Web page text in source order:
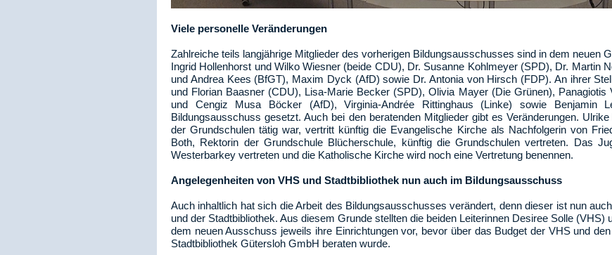
Viele personelle Veränderungen
Zahlreiche teils langjährige Mitglieder des vorherigen Bildungsausschusses sind in dem neuen
Ingrid Hollenhorst und Wilko Wiesner (beide CDU), Dr. Susanne Kohlmeyer (SPD), Dr. Martin
und Andrea Kees (BfGT), Maxim Dyck (AfD) sowie Dr. Antonia von Hirsch (FDP). An ihrer
und Florian Baasner (CDU), Lisa-Marie Becker (SPD), Olivia Mayer (Die Grünen), Panagiotis
und Cengiz Musa Böcker (AfD), Virginia-Andrée Rittinghaus (Linke) sowie Benjamin
Bildungsausschuss gesetzt. Auch bei den beratenden Mitglieder gibt es Veränderungen.
der Grundschulen tätig war, vertritt künftig die Evangelische Kirche als Nachfolgerin von
Both, Rektorin der Grundschule Blücherschule, künftig die Grundschulen vertreten. Das
Westerbarkey vertreten und die Katholische Kirche wird noch eine Vertretung benennen.
Angelegenheiten von VHS und Stadtbibliothek nun auch im Bildungsausschuss
Auch inhaltlich hat sich die Arbeit des Bildungsausschusses verändert, denn dieser ist nun
und der Stadtbibliothek. Aus diesem Grunde stellten die beiden Leiterinnen Desiree Solle (VHS)
dem neuen Ausschuss jeweils ihre Einrichtungen vor, bevor über das Budget der VHS und
Stadtbibliothek Gütersloh GmbH beraten wurde.